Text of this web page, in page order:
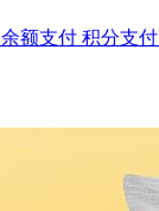
余额支付 积分支付